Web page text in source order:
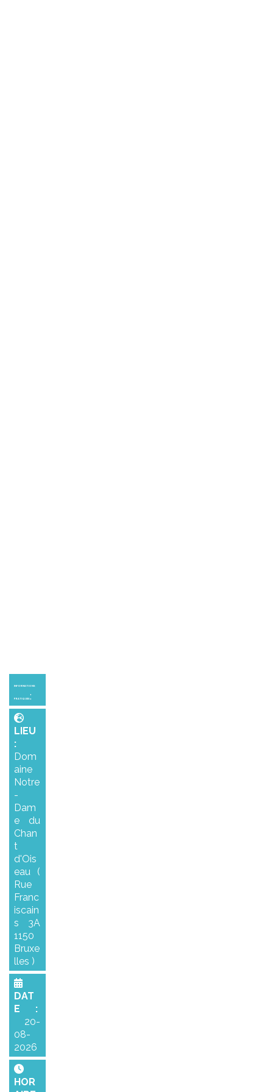
INFORMATIONS
PRATIQUES:
LIEU
:
Dom
aine
Notre
-
Dam
e du
Chan
t
d'Ois
eau (
Rue
Franc
iscain
s 3A
1150
Bruxe
lles )
DAT
E :
20-
08-
2026
HOR